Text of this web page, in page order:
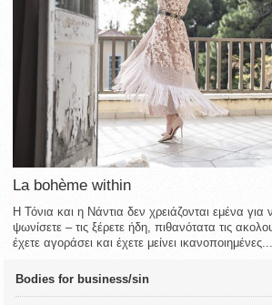
La bohème within
Η Τόνια και η Νάντια δεν χρειάζονται εμένα
ψωνίσετε – τις ξέρετε ήδη, πιθανότατα τις
έχετε αγοράσει και έχετε μείνει ικανοποιημένες...
Bodies for business/sin